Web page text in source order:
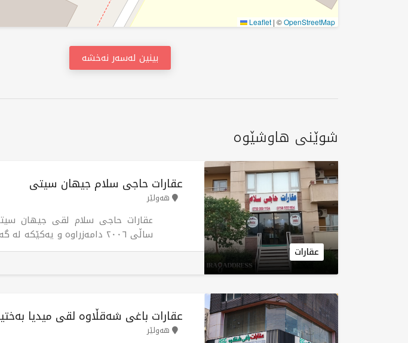
Leaflet | ©OpenStreetMap
بینین لەسەر نەخشە
شوێنی هاوشێوە
عقارات حاجی سلام جیهان سیتی
هەولێر
عقارات
عقارات حاجی سلام لقی جیهان
ساڵی ٢٠٠٦ دامەزراوە و یەکێکە
دەڵاڵی خانووبەرە لە عێراق و
چالاکییەکانمان لە بواری
عقارات باغی شەقڵاوە لقی میدیا
هەولێر